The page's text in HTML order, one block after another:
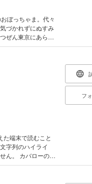
ぼっちゃま。代々
づかれずにぬすみ
ぜん東京にあらわ
えようというの
童話。サンケイ
端末で読むこと
字列のハイライ
の口
・。カバローの口
フ